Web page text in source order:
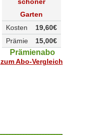
Garten
19,60€
Kosten
15,00€
Prämie
Prämienabo
zum Abo-Vergleich